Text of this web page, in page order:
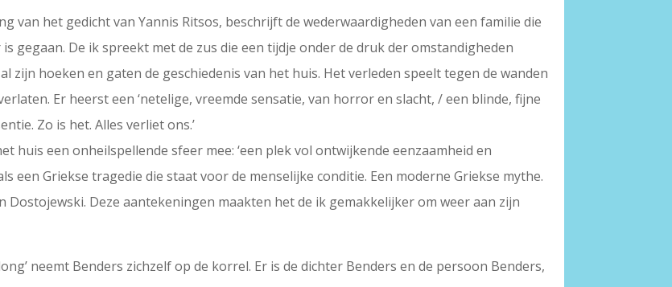
van het gedicht van Yannis Ritsos, beschrijft de wederwaardigheden van een familie die
gegaan. De ik spreekt met de zus die een tijdje onder de druk der omstandigheden
zijn hoeken en gaten de geschiedenis van het huis. Het verleden speelt tegen de wanden
Er heerst een ‘netelige, vreemde sensatie, van horror en slacht, / een blinde, fijne
Zo is het. Alles verliet ons.’
huis een onheilspellende sfeer mee: ‘een plek vol ontwijkende eenzaamheid en
een Griekse tragedie die staat voor de menselijke conditie. Een moderne Griekse mythe.
Dostojewski. Deze aantekeningen maakten het de ik gemakkelijker om weer aan zijn
neemt Benders zichzelf op de korrel. Er is de dichter Benders en de persoon Benders,